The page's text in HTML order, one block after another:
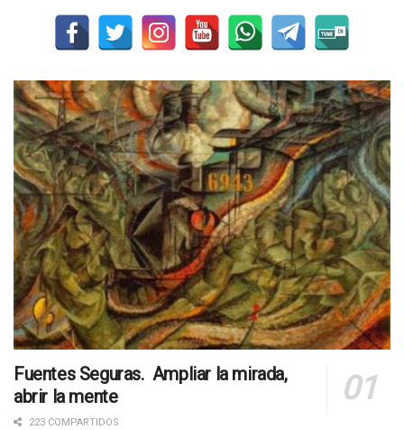
Fuentes Seguras. Ampliar la mirada,
abrir la mente
223 COMPARTIDOS